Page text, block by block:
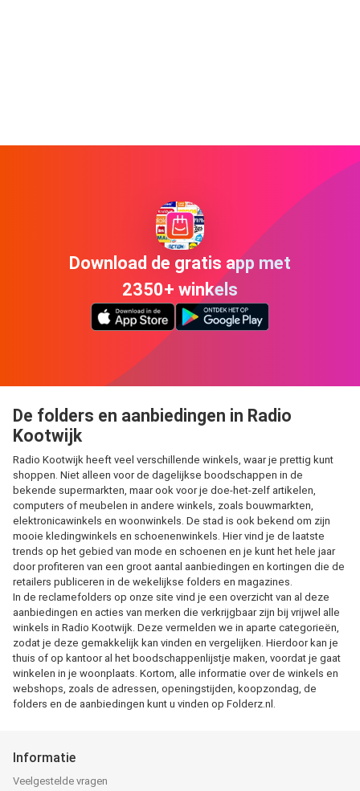
Download de gratis app met
2350+ winkels
De folders en aanbiedingen in Radio
Kootwijk
Radio Kootwijk heeft veel verschillende winkels, waar je prettig kunt
shoppen. Niet alleen voor de dagelijkse boodschappen in de
bekende supermarkten, maar ook voor je doe-het-zelf artikelen,
computers of meubelen in andere winkels, zoals bouwmarkten,
elektronicawinkels en woonwinkels. De stad is ook bekend om zijn
mooie kledingwinkels en schoenenwinkels. Hier vind je de laatste
trends op het gebied van mode en schoenen en je kunt het hele jaar
door profiteren van een groot aantal aanbiedingen en kortingen die de
retailers publiceren in de wekelijkse folders en magazines.
In de reclamefolders op onze site vind je een overzicht van al deze
aanbiedingen en acties van merken die verkrijgbaar zijn bij vrijwel alle
winkels in Radio Kootwijk. Deze vermelden we in aparte categorieën,
zodat je deze gemakkelijk kan vinden en vergelijken. Hierdoor kan je
thuis of op kantoor al het boodschappenlijstje maken, voordat je gaat
winkelen in je woonplaats. Kortom, alle informatie over de winkels en
webshops, zoals de adressen, openingstijden, koopzondag, de
folders en de aanbiedingen kunt u vinden op Folderz.nl.
Informatie
Veelgestelde vragen